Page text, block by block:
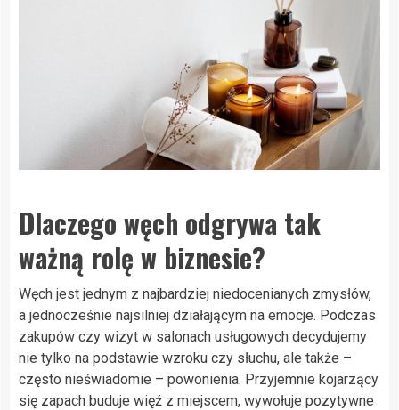
Dlaczego węch odgrywa tak
ważną rolę w biznesie?
Węch jest jednym z najbardziej niedocenianych zmysłów,
a jednocześnie najsilniej działającym na emocje. Podczas
zakupów czy wizyt w salonach usługowych decydujemy
nie tylko na podstawie wzroku czy słuchu, ale także –
często nieświadomie – powonienia. Przyjemnie kojarzący
się zapach buduje więź z miejscem, wywołuje pozytywne